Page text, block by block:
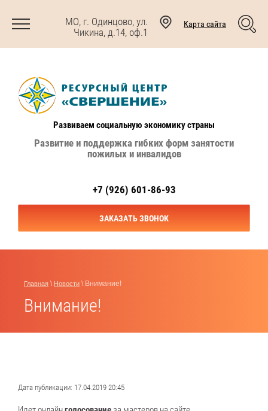
МО, г. Одинцово, ул.
Чикина, д.14, оф.1
Карта сайта
Развиваем социальную экономику страны
Развитие и поддержка гибких форм занятости
пожилых и инвалидов
+7 (926) 601-86-93
ЗАКАЗАТЬ ЗВОНОК
Главная \ Новости \ Внимание!
Внимание!
Дата публикации: 17.04.2019 20:45